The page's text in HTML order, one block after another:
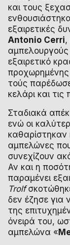
και τους
εξαιρετικές
Antonio Cerri,
εξαιρετικό
τούς
κελάρι και τις
Σταδιακά
ενώ οι
καθαρίστηκαν
αμπελώνες
συνεχίζουν
Αν και η
παραμένει
Trolf
δεν έζησε για
της
όνειρά του,
αμπελώνα «